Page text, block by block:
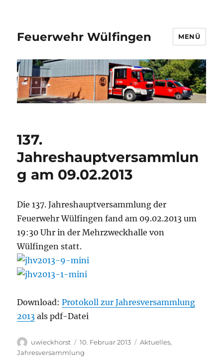
Feuerwehr Wülfingen MENÜ
137.
Jahreshauptversammlun
g am 09.02.2013
Die 137. Jahreshauptversammlung der
Feuerwehr Wülfingen fand am 09.02.2013 um
19:30 Uhr in der Mehrzweckhalle von
Wülfingen statt.
Download:Protokoll zur Jahresversammlung
2013 als pdf-Datei
Autor
uwieckhorst
Veröffentlicht
am
10. Februar 2013 Kategorien
Aktuelles,
Jahresversammlung